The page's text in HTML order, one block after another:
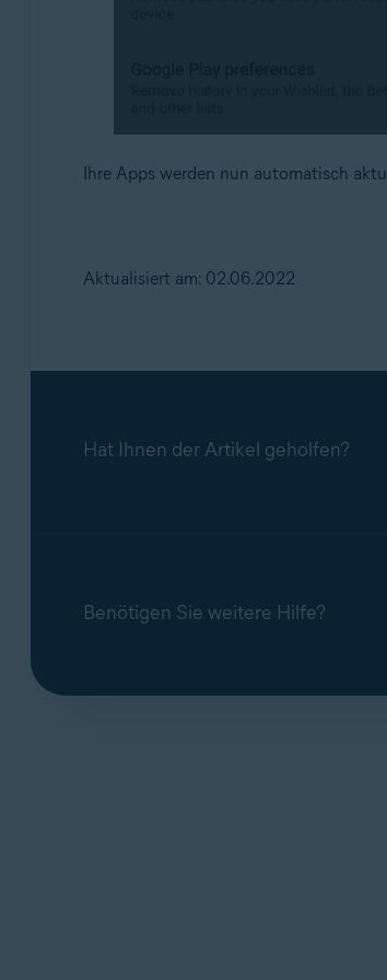
Ihre Apps werden nun automatisch
Aktualisiert am: 02.06.2022
Hat Ihnen der Artikel geholfen?
Benötigen Sie weitere Hilfe?